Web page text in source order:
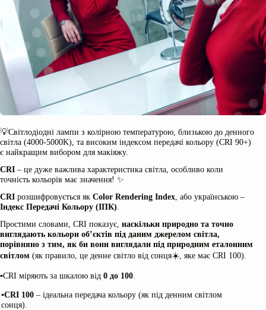
💡Світлодіодні лампи з колірною температурою, близькою до денного
світла (4000-5000K), та високим індексом передачі кольору (CRI 90+)
є найкращим вибором для макіяжу.
CRI – це дуже важлива характеристика світла, особливо коли
точність кольорів має значення! ✨
CRI розшифровується як Color Rendering Index , або українською –
Індекс Передачі Кольору (ІПК)
Простими словами, CRI показує, наскільки природно та точно
виглядають кольори об’єктів під даним джерелом світла,
порівняно з тим, як би вони виглядали під природним еталонним
світлом (як правило, це денне світло від сонця☀️, яке має CRI 100).
▪️CRI міряють за шкалою від 0 до 100
▪️CRI 100 – ідеальна передача кольору (як під денним світлом
сонця).